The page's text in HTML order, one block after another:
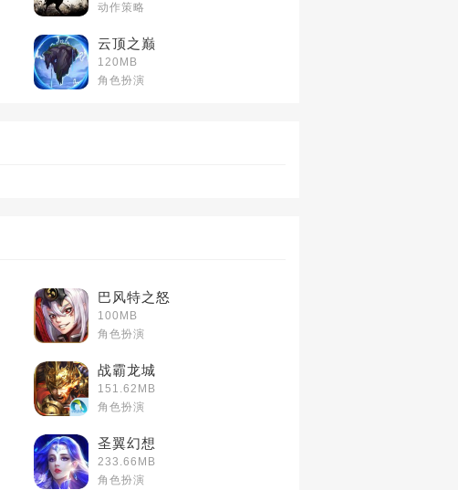
动作策略
云顶之巅
120MB
角色扮演
巴风特之怒
100MB
角色扮演
战霸龙城
151.62MB
角色扮演
圣翼幻想
233.66MB
角色扮演